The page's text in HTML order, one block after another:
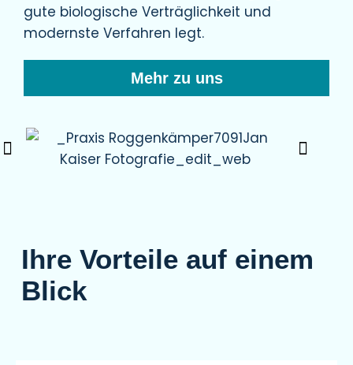
gute biologische Verträglichkeit und
modernste Verfahren legt.
Mehr zu uns
Ihre Vorteile auf einem
Blick